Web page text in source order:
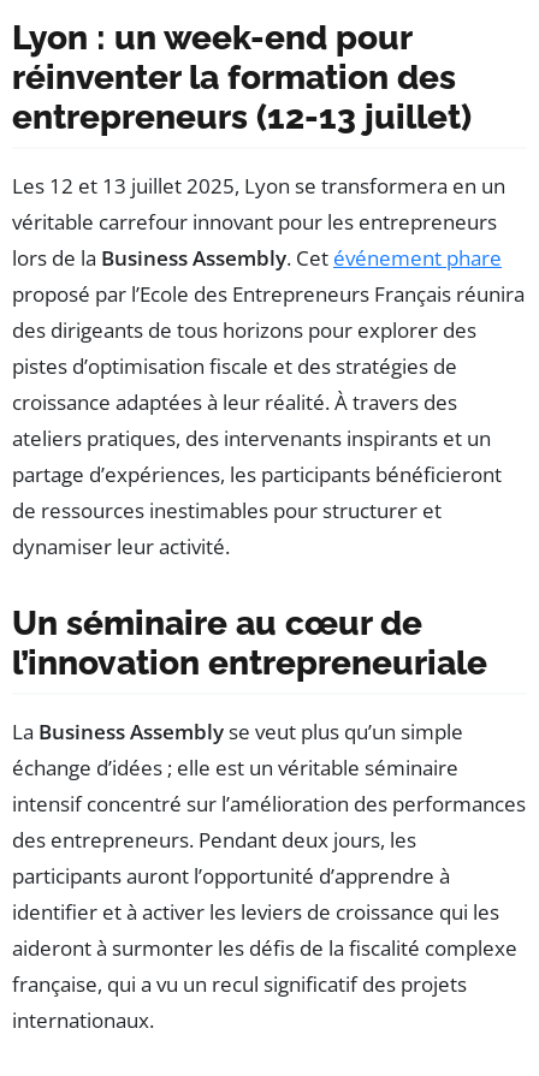
Lyon : un week-end pour
réinventer la formation des
entrepreneurs (12-13 juillet)
Les 12 et 13 juillet 2025, Lyon se transformera en un
véritable carrefour innovant pour les entrepreneurs
lors de la Business Assembly. Cet événement phare
proposé par l’Ecole des Entrepreneurs Français réunira
des dirigeants de tous horizons pour explorer des
pistes d’optimisation fiscale et des stratégies de
croissance adaptées à leur réalité. À travers des
ateliers pratiques, des intervenants inspirants et un
partage d’expériences, les participants bénéficieront
de ressources inestimables pour structurer et
dynamiser leur activité.
Un séminaire au cœur de
l’innovation entrepreneuriale
La Business Assemblyse veut plus qu’un simple
échange d’idées ; elle est un véritable séminaire
intensif concentré sur l’amélioration des performances
des entrepreneurs. Pendant deux jours, les
participants auront l’opportunité d’apprendre à
identifier et à activer les leviers de croissance qui les
aideront à surmonter les défis de la fiscalité complexe
française, qui a vu un recul significatif des projets
internationaux.